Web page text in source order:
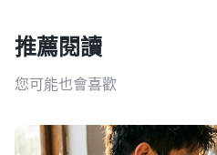
推薦閱讀
您可能也會喜歡